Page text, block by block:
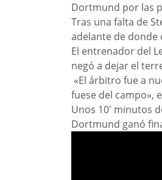
Dortmund por las
Tras una falta de
adelante de donde
El entrenador del
negó a dejar el
«El árbitro fue a
fuese del campo»,
Unos 10′ minutos
Dortmund ganó